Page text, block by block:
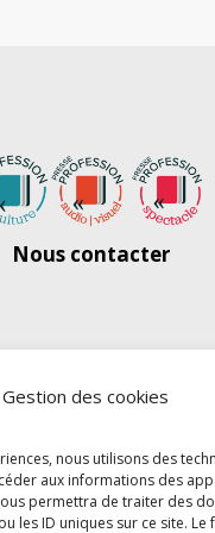
Gestion des cookies
nous utilisons des
aux informations des
permettra de traiter des
les ID uniques sur ce site. Le
Nous contacter